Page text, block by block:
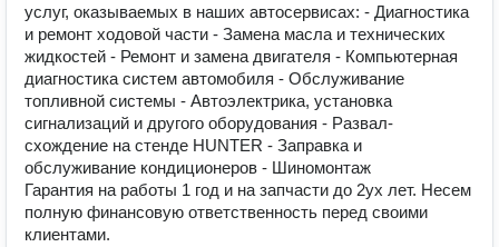
услуг, оказываемых в наших автосервисах: - Диагностика
и ремонт ходовой части - Замена масла и технических
жидкостей - Ремонт и замена двигателя - Компьютерная
диагностика систем автомобиля - Обслуживание
топливной системы - Автоэлектрика, установка
сигнализаций и другого оборудования - Развал-
схождение на стенде HUNTER - Заправка и
обслуживание кондиционеров - Шиномонтаж
Гарантия на работы 1 год и на запчасти до 2ух лет. Несем
полную финансовую ответственность перед своими
клиентами.